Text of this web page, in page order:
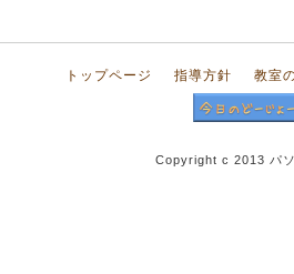
トップページ 指導方針 教室
Copyright c 2013 パ